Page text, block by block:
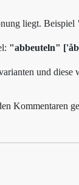
liegt. Beispiel
"abbeuteln"
und diese
Kommentaren